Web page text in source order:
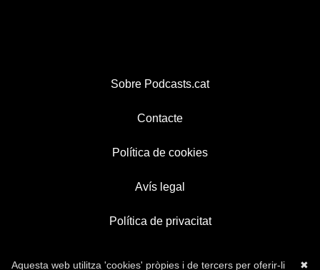
Sobre Podcasts.cat
Contacte
Política de cookies
Avís legal
Política de privacitat
✖
Aquesta web utilitza 'cookies' pròpies i de tercers per oferir-li